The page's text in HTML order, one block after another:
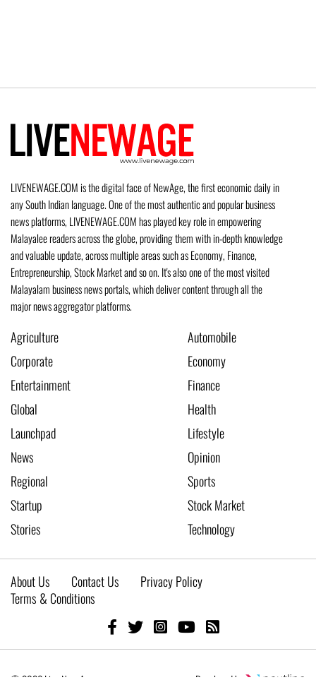
LIVENEWAGE.COM is the digital face of NewAge, the first economic daily in
any South Indian language. One of the most authentic and popular business
news platforms, LIVENEWAGE.COM has played key role in empowering
Malayalee readers across the globe, providing them with in-depth knowledge
and valuable update, across multiple areas such as Economy, Finance,
Entrepreneurship, Stock Market and so on. It's also one of the most visited
Malayalam business news portals, which deliver content through all the
major news aggregator platforms.
Agriculture
Automobile
Corporate
Economy
Entertainment
Finance
Global
Health
Launchpad
Lifestyle
News
Opinion
Regional
Sports
Startup
Stock Market
Stories
Technology
About Us Contact Us
Privacy Policy
Terms & Conditions